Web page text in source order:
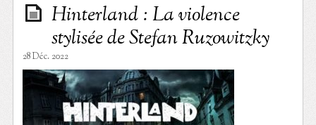
Hinterland : La violence
stylisée de Stefan Ruzowitzky
28 Déc. 2022